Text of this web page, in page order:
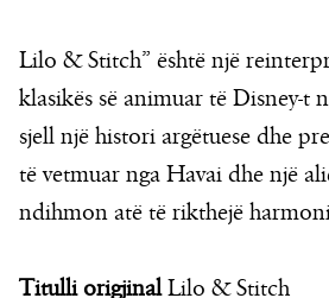
Lilo & Stitch” është një
klasikës së animuar të Disney-t
sjell një histori argëtuese dhe
të vetmuar nga Havai dhe një
ndihmon atë të rikthejë
Titulli origjinalLilo & Stitch